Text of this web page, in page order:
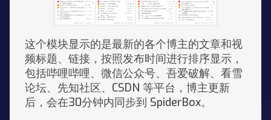
这个模块显示的是最新的各个博主的文章和视
频标题、链接，按照发布时间进行排序显示，
包括哔哩哔哩、微信公众号、吾爱破解、看雪
论坛、先知社区、CSDN 等平台，博主更新
后，会在30分钟内同步到 SpiderBox。